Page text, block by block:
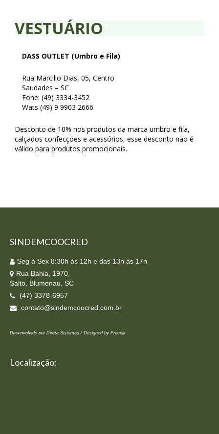
VESTUÁRIO
DASS OUTLET (Umbro e Fila)
Rua Marcilio Dias, 05, Centro
Saudades – SC
Fone: (49) 3334-3452
Wats (49) 9 9903 2666
Desconto de 10% nos produtos da marca umbro e fila,
calçados confecções e acessórios, esse desconto não é
válido para produtos promocionais.
SINDEMCOOCRED
Seg à Sex 8:30h às 12h e das 13h ás 17h
Rua Bahia, 1970,
Salto, Blumenau, SC
(47) 3378-6957
contato@sindemcoocred.com.br
Desenvolvido por Direta Sistemas / Designed by Freepik
Localização: